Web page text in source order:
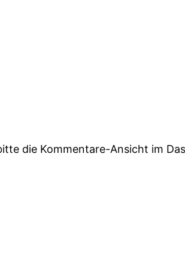
die Kommentare-Ansicht im